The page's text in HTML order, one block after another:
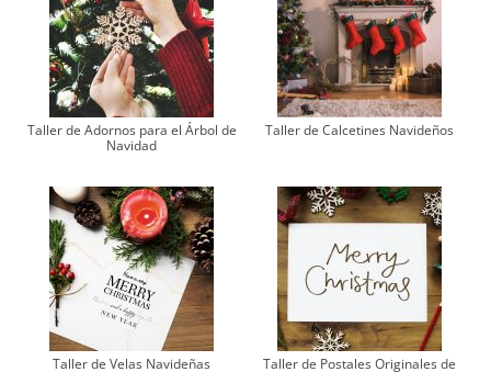
Taller de Adornos para el Árbol de
Navidad
Taller de Calcetines Navideños
Taller de Velas Navideñas
Taller de Postales Originales de